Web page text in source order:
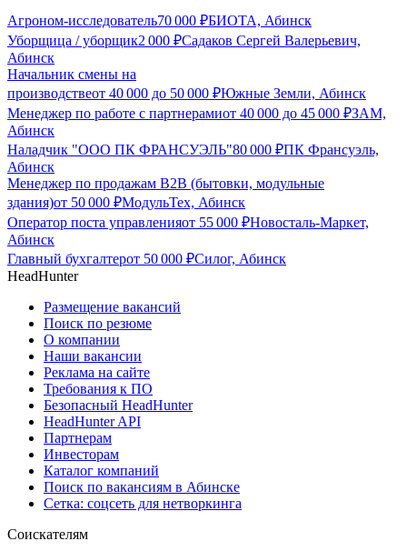
Агроном-исследователь70 000 ₽БИОТА, Абинск
Уборщица / уборщик2 000 ₽Садаков Сергей Валерьевич,
Абинск
Начальник смены на
производствеот 40 000 до 50 000 ₽Южные Земли, Абинск
Менеджер по работе с партнерамиот 40 000 до 45 000 ₽ЗАМ,
Абинск
Наладчик "ООО ПК ФРАНСУЭЛЬ"80 000 ₽ПК Франсуэль,
Абинск
Менеджер по продажам B2B (бытовки, модульные
здания)от 50 000 ₽МодульТех, Абинск
Оператор поста управленияот 55 000 ₽Новосталь-Маркет,
Абинск
Главный бухгалтерот 50 000 ₽Силог, Абинск
HeadHunter
Размещение вакансий
Поиск по резюме
О компании
Наши вакансии
Реклама на сайте
Требования к ПО
Безопасный HeadHunter
HeadHunter API
Партнерам
Инвесторам
Каталог компаний
Поиск по вакансиям в Абинске
Сетка: соцсеть для нетворкинга
Соискателям